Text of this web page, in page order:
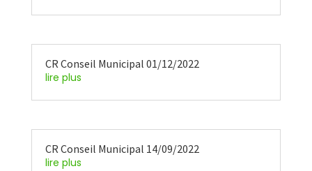
CR Conseil Municipal 01/12/2022
lire plus
CR Conseil Municipal 14/09/2022
lire plus